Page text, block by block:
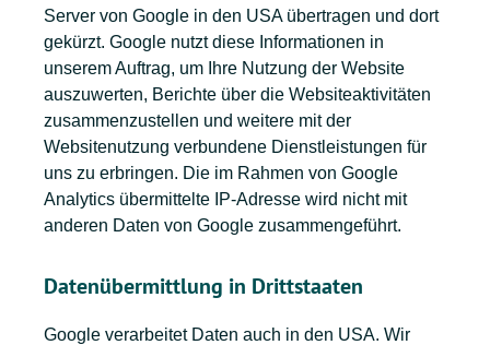
Server von Google in den USA übertragen und dort
gekürzt. Google nutzt diese Informationen in
unserem Auftrag, um Ihre Nutzung der Website
auszuwerten, Berichte über die Websiteaktivitäten
zusammenzustellen und weitere mit der
Websitenutzung verbundene Dienstleistungen für
uns zu erbringen. Die im Rahmen von Google
Analytics übermittelte IP-Adresse wird nicht mit
anderen Daten von Google zusammengeführt.
Datenübermittlung in Drittstaaten
Google verarbeitet Daten auch in den USA. Wir